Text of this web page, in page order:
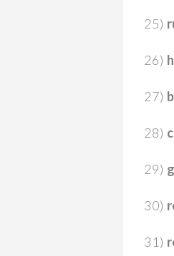
25)
26)
27)
28)
29)
30)
31)